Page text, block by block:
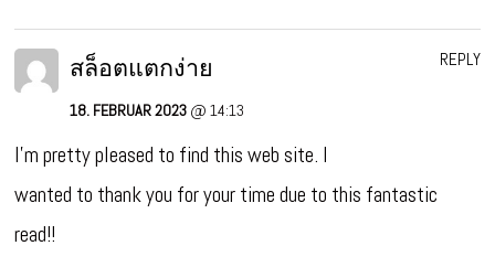
สล็อตแตกง่าย
18. FEBRUAR 2023 @ 14:13
I’m pretty pleased to find this web site. I
wanted to thank you for your time due to this fantastic
read!!
REPLY